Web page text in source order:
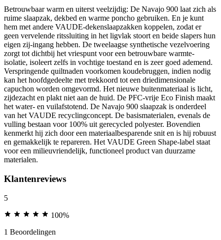
Betrouwbaar warm en uiterst veelzijdig: De Navajo 900 laat zich als
ruime slaapzak, dekbed en warme poncho gebruiken. En je kunt
hem met andere VAUDE-dekenslaapzakken koppelen, zodat er
geen vervelende ritssluiting in het ligvlak stoort en beide slapers hun
eigen zij-ingang hebben. De tweelaagse synthetische vezelvoering
zorgt tot dichtbij het vriespunt voor een betrouwbare warmte-
isolatie, isoleert zelfs in vochtige toestand en is zeer goed ademend.
Verspringende quiltnaden voorkomen koudebruggen, indien nodig
kan het hoofdgedeelte met trekkoord tot een driedimensionale
capuchon worden omgevormd. Het nieuwe buitenmateriaal is licht,
zijdezacht en plakt niet aan de huid. De PFC-vrije Eco Finish maakt
het water- en vuilafstotend. De Navajo 900 slaapzak is onderdeel
van het VAUDE recyclingconcept. De basismaterialen, evenals de
vulling bestaan voor 100% uit gerecycled polyester. Bovendien
kenmerkt hij zich door een materiaalbesparende snit en is hij robuust
en gemakkelijk te repareren. Het VAUDE Green Shape-label staat
voor een milieuvriendelijk, functioneel product van duurzame
materialen.
Klantenreviews
5
100%
1 Beoordelingen